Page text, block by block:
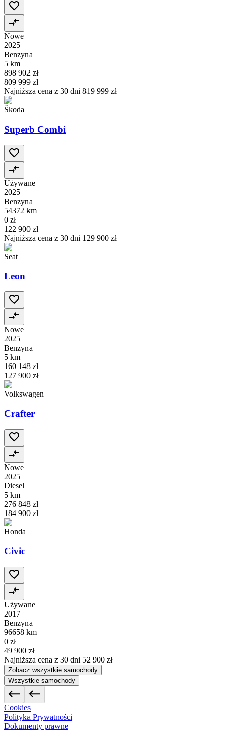
Nowe
2025
Benzyna
5 km
898 902 zł
809 999 zł
Najniższa cena z 30 dni 819 999 zł
Škoda
Superb Combi
Używane
2025
Benzyna
54372 km
0 zł
122 900 zł
Najniższa cena z 30 dni 129 900 zł
Seat
Leon
Nowe
2025
Benzyna
5 km
160 148 zł
127 900 zł
Volkswagen
Crafter
Nowe
2025
Diesel
5 km
276 848 zł
184 900 zł
Honda
Civic
Używane
2017
Benzyna
96658 km
0 zł
49 900 zł
Najniższa cena z 30 dni 52 900 zł
Zobacz wszystkie samochody
Wszystkie samochody
Cookies
Polityka Prywatności
Dokumenty prawne